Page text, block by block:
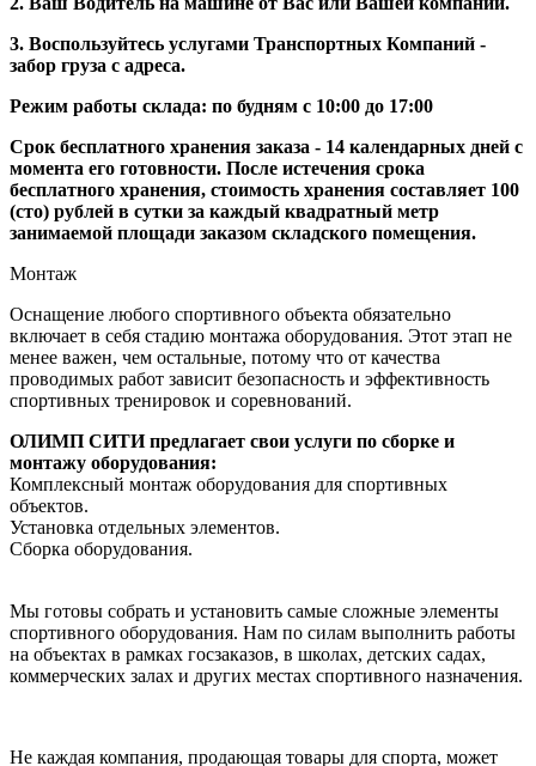
3. Воспользуйтесь услугами Транспортных Компаний -
забор груза с адреса.
Режим работы склада: по будням с 10:00 до 17:00
Срок бесплатного хранения заказа - 14 календарных дней с
момента его готовности. После истечения срока
бесплатного хранения, стоимость хранения составляет 100
(сто) рублей в сутки за каждый квадратный метр
занимаемой площади заказом складского помещения.
Монтаж
Оснащение любого спортивного объекта обязательно
включает в себя стадию монтажа оборудования. Этот этап не
менее важен, чем остальные, потому что от качества
проводимых работ зависит безопасность и эффективность
спортивных тренировок и соревнований.
ОЛИМП СИТИ предлагает свои услуги по сборке и
монтажу оборудования:
Комплексный монтаж оборудования для спортивных
объектов.
Установка отдельных элементов.
Сборка оборудования.
Мы готовы собрать и установить самые сложные элементы
спортивного оборудования. Нам по силам выполнить работы
на объектах в рамках госзаказов, в школах, детских садах,
коммерческих залах и других местах спортивного назначения.
Не каждая компания, продающая товары для спорта, может